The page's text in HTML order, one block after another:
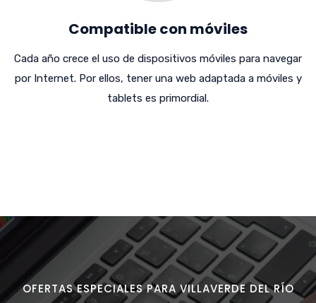
Compatible con móviles
Cada año crece el uso de dispositivos móviles para navegar
por Internet. Por ellos, tener una web adaptada a móviles y
tablets es primordial.
OFERTAS ESPECIALES PARA VILLAVERDE DEL RÍO